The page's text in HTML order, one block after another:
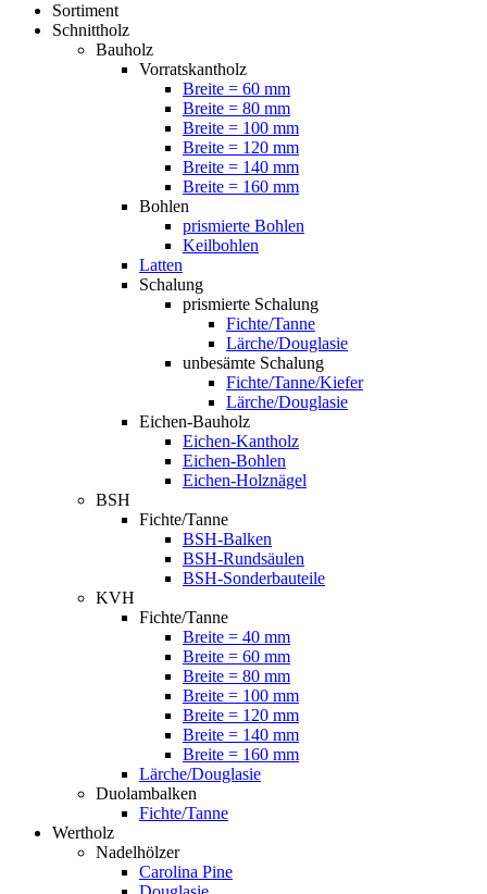
Sortiment
Schnittholz
Bauholz
Vorratskantholz
Breite = 60 mm
Breite = 80 mm
Breite = 100 mm
Breite = 120 mm
Breite = 140 mm
Breite = 160 mm
Bohlen
prismierte Bohlen
Keilbohlen
Latten
Schalung
prismierte Schalung
Fichte/Tanne
Lärche/Douglasie
unbesämte Schalung
Fichte/Tanne/Kiefer
Lärche/Douglasie
Eichen-Bauholz
Eichen-Kantholz
Eichen-Bohlen
Eichen-Holznägel
BSH
Fichte/Tanne
BSH-Balken
BSH-Rundsäulen
BSH-Sonderbauteile
KVH
Fichte/Tanne
Breite = 40 mm
Breite = 60 mm
Breite = 80 mm
Breite = 100 mm
Breite = 120 mm
Breite = 140 mm
Breite = 160 mm
Lärche/Douglasie
Duolambalken
Fichte/Tanne
Wertholz
Nadelhölzer
Carolina Pine